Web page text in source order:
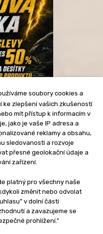
soubory cookies a
ke zlepšení vašich zkušeností
mít přístup k informacím v
jako je vaše IP adresa a
reklamy a obsahu,
sledovanosti a rozvoje
přesné geolokační údaje a
zařízení.
platný pro všechny naše
změnit nebo odvolat
v dolní části
a zavazujeme se
prohlížení.”